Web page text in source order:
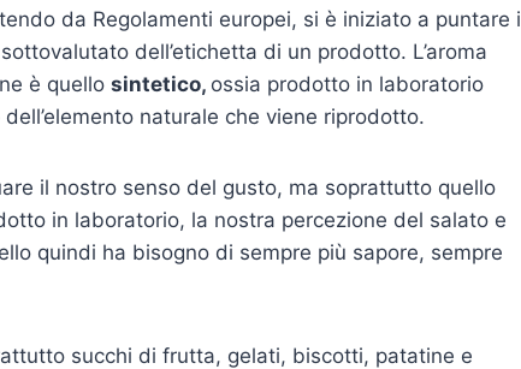
da Regolamenti europei, si è iniziato a puntare i
dell’etichetta di un prodotto. L’aroma
è quello sintetico, ossia prodotto in laboratorio
naturale che viene riprodotto.
il nostro senso del gusto, ma soprattutto quello
in laboratorio, la nostra percezione del salato e
quindi ha bisogno di sempre più sapore, sempre
succhi di frutta, gelati, biscotti, patatine e